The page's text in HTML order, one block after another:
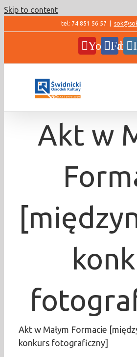
Skip to content
tel: 74 851 56 57
YouTube
Akt w
Akt w Małym Formacie
konkurs fotograficzny]